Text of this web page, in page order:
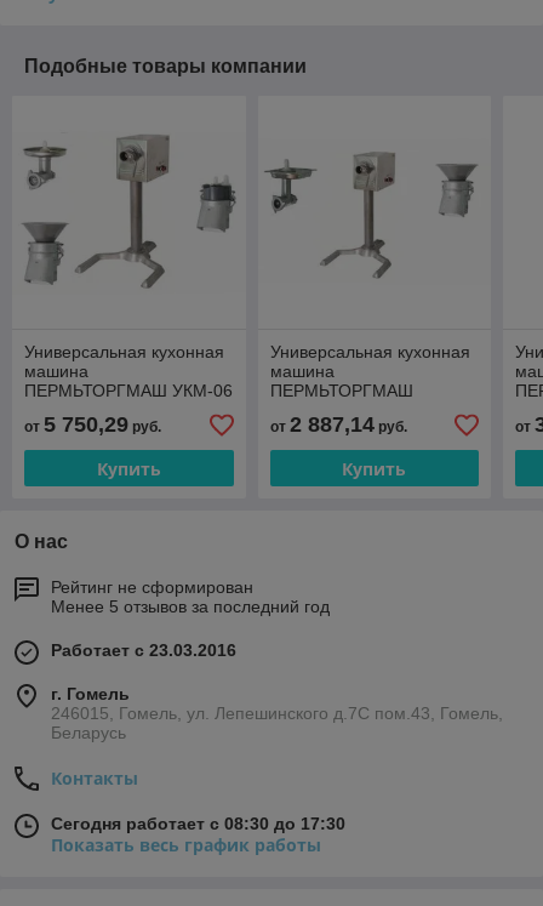
Подобные товары компании
Универсальная кухонная
машина
ПЕРМЬТОРГМАШ УКМ-06
овощерезка с протиркой,
подставка)
от 5 750,29 руб.
Купить
Универсальная кухонная
машина
ПЕРМЬТОРГМАШ
УКМ-06-03П (мясорубка
ММП, протирка МО-02,
подставка)
от 2 887,14руб.
Купить
от
О нас
Рейтинг не сформирован
Менее 5 отзывов за последний год
Работает с 23.03.2016
г. Гомель
246015, Гомель, ул. Лепешинского д.7С пом.43, Гомель,
Беларусь
Контакты
Сегодня работает с 08:30 до 17:30
Показать весь график работы